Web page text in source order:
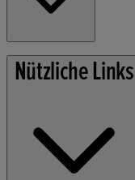
Rasenmäher
Gartengeräte
Schneefräsen
Nützliche Links